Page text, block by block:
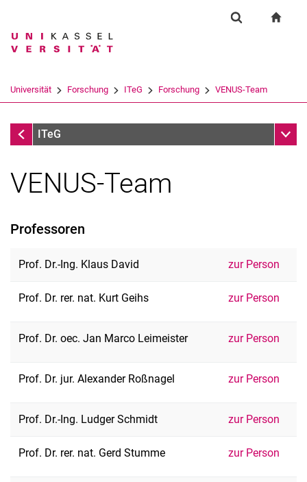
Springe direkt zu: Inhalt
Springe direkt zu: Suche
Springe direkt zu:
Suchbegriff
Suchen (öffnet externen Link in einem
Universität Forschung ITeG Forschung VENUS-Team
LOEWE-Forschungsschwerpunkt VENUS
ITeG
KI Nachwuchsgruppen
Beendete Projekte
VENUS-Team
Professoren
Prof. Dr.-Ing. Klaus David zur Person
Prof. Dr. rer. nat. Kurt Geihs zur Person
Prof. Dr. oec. Jan Mar­co Lei­meis­ter zur Person
Prof. Dr. jur. Alex­an­der Roß­na­gel zur Person
Prof. Dr.-Ing. Ludger Schmidt zur Person
Prof. Dr. rer. nat. Gerd Stum­me zur Person